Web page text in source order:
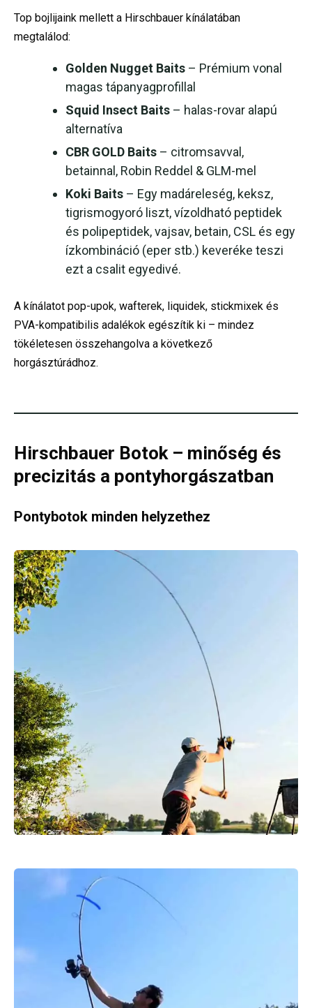
Top bojlijaink mellett a Hirschbauer kínálatában
megtalálod:
Golden Nugget Baits – Prémium vonal
magas tápanyagprofillal
Squid Insect Baits – halas-rovar alapú
alternatíva
CBR GOLD Baits – citromsavval,
betainnal, Robin Reddel & GLM-mel
Koki Baits – Egy madáreleség, keksz,
tigrismogyoró liszt, vízoldható peptidek
és polipeptidek, vajsav, betain, CSL és egy
ízkombináció (eper stb.) keveréke teszi
ezt a csalit egyedivé.
A kínálatot pop-upok, wafterek, liquidek, stickmixek és
PVA-kompatibilis adalékok egészítik ki – mindez
tökéletesen összehangolva a következő
horgásztúrádhoz.
Hirschbauer Botok – minőség és
precizitás a pontyhorgászatban
Pontybotok minden helyzethez